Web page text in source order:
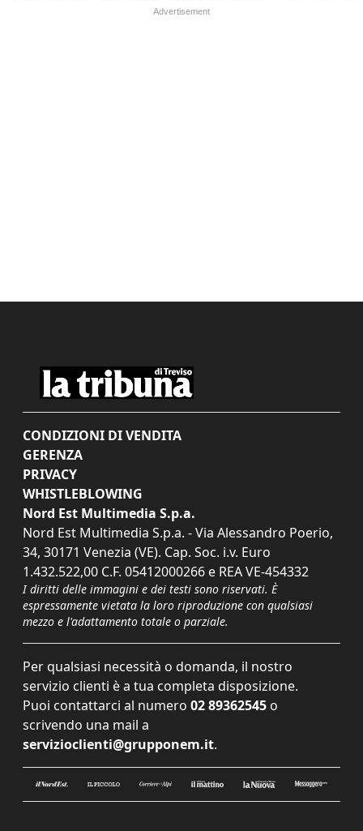
CONDIZIONI DI VENDITA
GERENZA
PRIVACY
WHISTLEBLOWING
Nord Est Multimedia S.p.a.
Nord Est Multimedia S.p.a. - Via Alessandro Poerio,
34, 30171 Venezia (VE). Cap. Soc. i.v. Euro
1.432.522,00 C.F. 05412000266 e REA VE-454332
I diritti delle immagini e dei testi sono riservati. È
espressamente vietata la loro riproduzione con qualsiasi
mezzo e l'adattamento totale o parziale.
Per qualsiasi necessità o domanda, il nostro
servizio clienti è a tua completa disposizione.
Puoi contattarci al numero 02 89362545 o
scrivendo una mail a
servizioclienti@grupponem.it.